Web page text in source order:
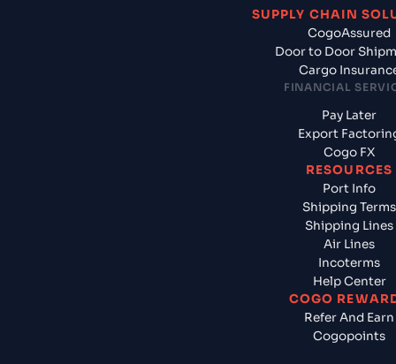
SUPPLY CHAIN
CogoAssured
Door to Door
Cargo
FINANCIAL
Pay Later
Export
Cogo FX
RESOURCES
Port Info
Shipping Terms
Shipping Lines
Air Lines
Incoterms
Help Center
COGO
Refer And Earn
Cogopoints